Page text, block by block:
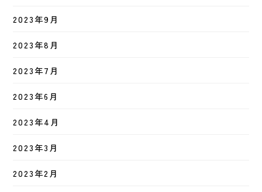
2023年9月
2023年8月
2023年7月
2023年6月
2023年4月
2023年3月
2023年2月